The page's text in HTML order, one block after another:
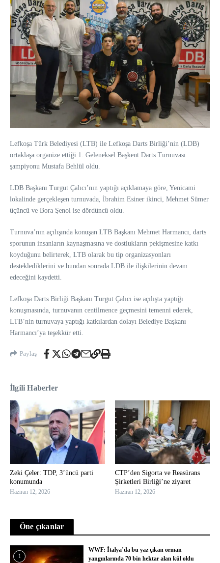
Lefkoşa Türk Belediyesi (LTB) ile Lefkoşa Darts Birliği’nin (LDB)
ortaklaşa organize ettiği 1. Geleneksel Başkent Darts Turnuvası
şampiyonu Mustafa Behlül oldu.
LDB Başkanı Turgut Çalıcı’nın yaptığı açıklamaya göre, Yenicami
lokalinde gerçekleşen turnuvada, İbrahim Esiner ikinci, Mehmet Sümer
üçüncü ve Bora Şenol ise dördüncü oldu.
Turnuva’nın açılışında konuşan LTB Başkanı Mehmet Harmancı, darts
sporunun insanların kaynaşmasına ve dostlukların pekişmesine katkı
koyduğunu belirterek, LTB olarak bu tip organizasyonları
desteklediklerini ve bundan sonrada LDB ile ilişkilerinin devam
edeceğini kaydetti.
Lefkoşa Darts Birliği Başkanı Turgut Çalıcı ise açılışta yaptığı
konuşmasında, turnuvanın centilmence geçmesini temenni ederek,
LTB’nin turnuvaya yaptığı katkılardan dolayı Belediye Başkanı
Harmancı’ya teşekkür etti.
Paylaş
İlgili Haberler
Zeki Çeler: TDP, 3’üncü parti
konumunda
Haziran 12, 2026
CTP’den Sigorta ve Reasürans
Şirketleri Birliği’ne ziyaret
Haziran 12, 2026
Öne çıkanlar
1
WWF: İtalya’da bu yaz çıkan orman
yangınlarında 70 bin hektar alan kül oldu